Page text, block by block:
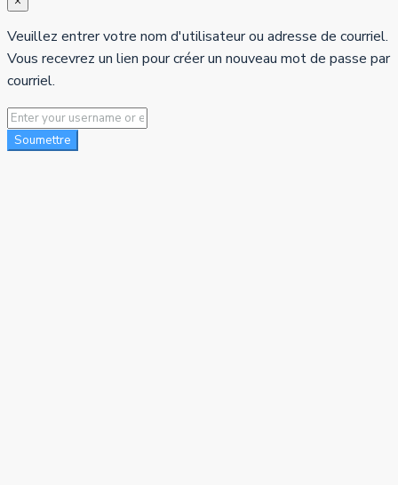
Veuillez entrer votre nom d'utilisateur ou adresse de courriel.
Vous recevrez un lien pour créer un nouveau mot de passe par
courriel.
Soumettre